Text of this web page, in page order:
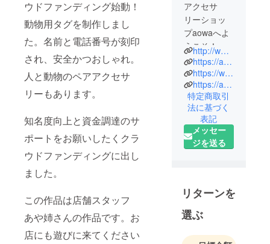
ウドファンディング始動！
動物用タグを制作しまし
た。名前と電話番号が刻印
され、安全かつおしゃれ。
人と動物のペアアクセサ
リーもあります。
知名度向上と資金調達のサ
ポートをお願いしたくクラ
ウドファンディングに出し
ました。
この作品は店舗スタッフ
あや姉さんの作品です。お
店にも遊びに来てください
アクセサ
リーショッ
プaowaへよ
うこそ！当
店では、ア
クセサリー
の体験工房
で、あなた
自身のオリ
ジナルアク
セサリーを
作成する素
す。アート
ションの融
http://www.aowa.info/
https://aowa-atp.stores.jp/
https://www.atp-gifu.com
https://atp.base.shop/
特定商取引
法に基づく
表記
メッセー
ジを送る
リターンを
選ぶ